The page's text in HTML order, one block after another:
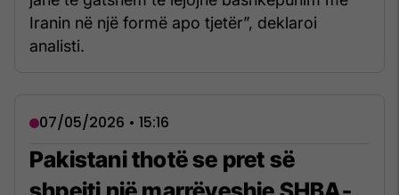
Iranin në një formë apo tjetër”, deklaroi
analisti.
07/05/2026 • 15:16
Pakistani thotë se pret së